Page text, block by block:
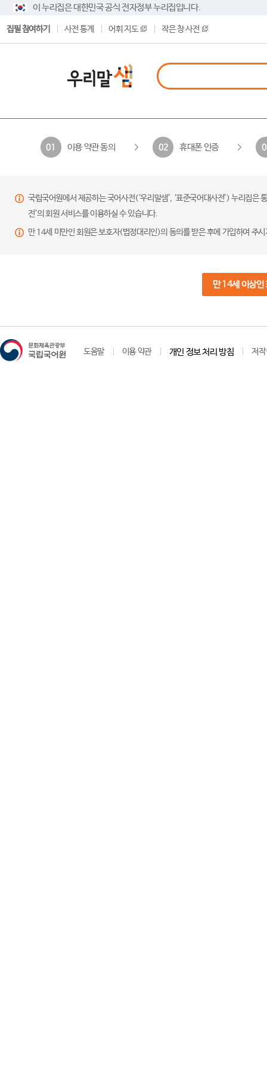
이 누리집은 대한민국 공식 전자정부 누리집입니다.
집필 참여하기 사전 통계 어휘 지도 작은 창 사전
01 이용 약관 동의 02 휴대폰 인증
국립국어원에서 제공하는 국어사전(‘우리말샘’, ‘표준국어대사전’) 누리집
전’의 회원 서비스를 이용하실 수 있습니다.
만 14세 미만인 회원은 보호자(법정대리인)의 동의를 받은 후에 가입하여 주
만 14세 이상인
도움말 이용 약관 개인 정보 처리 방침 저